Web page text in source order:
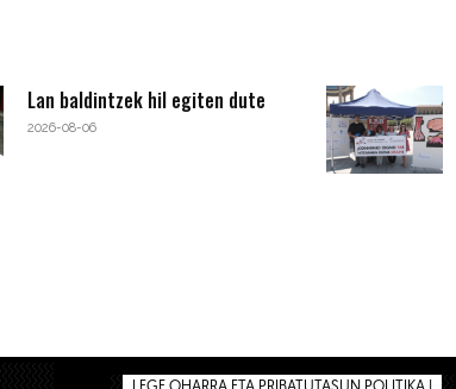
Lan baldintzek hil egiten dute
2026-08-06